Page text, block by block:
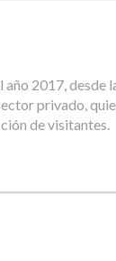
2017,
privado,
de visitantes.